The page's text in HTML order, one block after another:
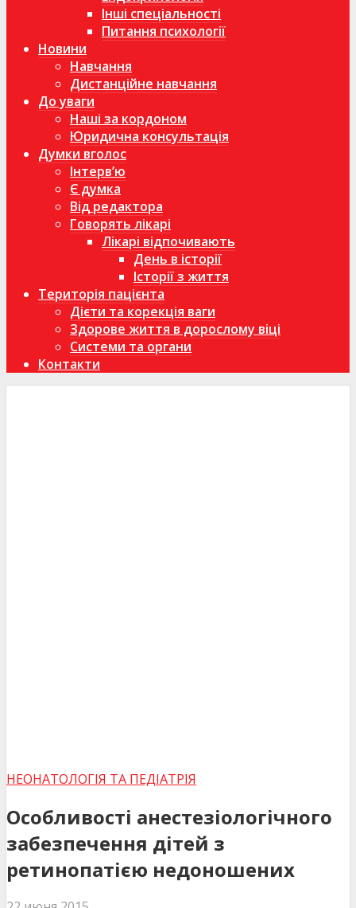
Інші спеціальності
Питання психології
Новини
Навчання
Дистанційне навчання
До уваги
Наші за кордоном
Юридична консультація
Думки вголос
Інтерв’ю
Є думка
Від редактора
Говорять лікарі
Лікарі відпочивають
День в історії
Історії з життя
Територія пацієнта
Дієти та корекція ваги
Здорове життя в дорослому віці
Системи та органи
Контакти
НЕОНАТОЛОГІЯ ТА ПЕДІАТРІЯ
Особливості анестезіологічного
забезпечення дітей з
ретинопатією недоношених